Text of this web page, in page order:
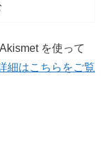
を使って
細はこちらをご覧